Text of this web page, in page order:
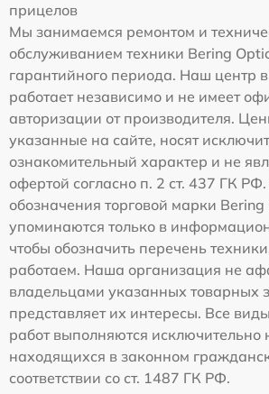
прицелов
Мы занимаемся ремонтом и
обслуживанием техники Bering
гарантийного периода. Наш центр в
работает независимо и не имеет
авторизации от производителя.
указанные на сайте, носят
ознакомительный характер и не
офертой согласно п. 2 ст. 437 ГК
обозначения торговой марки Bering
упоминаются только в
чтобы обозначить перечень
работаем. Наша организация не
владельцами указанных товарных
представляет их интересы. Все
работ выполняются исключительно
находящихся в законном
соответствии со ст. 1487 ГК РФ.